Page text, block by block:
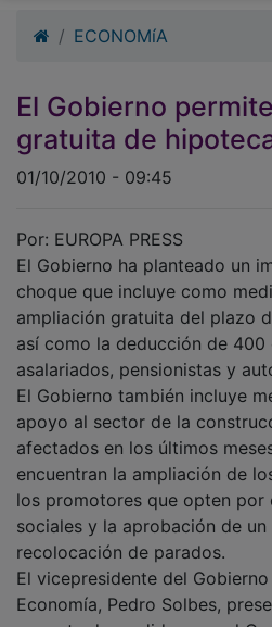
El Gobierno
gratuita de
01/10/2010 - 09:45
El Gobierno ha planteado un
choque que incluye como
ampliación gratuita del plazo
así como la deducción de 400
asalariados, pensionistas y
El Gobierno también incluye
apoyo al sector de la
afectados en los últimos
encuentran la ampliación de
los promotores que opten por
sociales y la aprobación de
recolocación de parados.
El vicepresidente del Gobierno
Economía, Pedro Solbes,
paquete de medidas que el